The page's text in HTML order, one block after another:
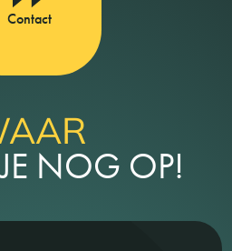
Contact
NOG OP!